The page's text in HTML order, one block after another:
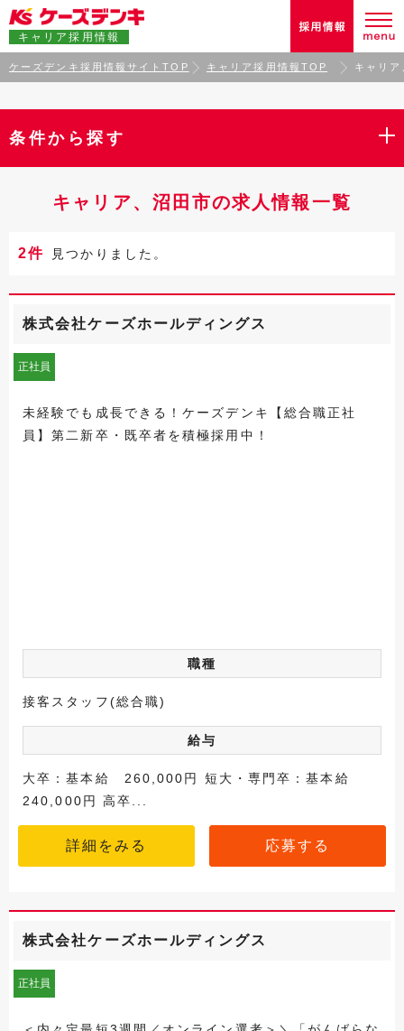
キャリア採用情報
ケーズデンキ採用情報サイトTOP キャリア採用情報TOP キャリ
条件から探す
キャリア、沼田市の求人情報一覧
2件 見つかりました。
株式会社ケーズホールディングス
正社員
未経験でも成長できる！ケーズデンキ【総合職正社
員】第二新卒・既卒者を積極採用中！
職種
接客スタッフ(総合職)
給与
大卒：基本給 260,000円 短大・専門卒：基本給
240,000円 高卒...
詳細をみる 応募する
株式会社ケーズホールディングス
正社員